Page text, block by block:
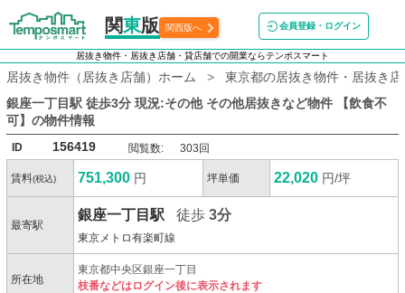
関東版 関西版へ 会員登録・ログイン
居抜き物件・居抜き店舗・貸店舗での開業ならテンポスマート
居抜き物件（居抜き店舗）ホーム
東京都の居抜き物件・居抜き
銀座一丁目駅 徒歩3分 現況:その他 その他居抜きなど物件 【飲食不
可】 の物件情報
ID 156419 閲覧数: 303回
賃料(税込) 751,300 円 坪単価 22,020 円/坪
最寄駅
銀座一丁目駅 徒歩3分
東京メトロ有楽町線
所在地
東京都中央区銀座一丁目
枝番などはログイン後に表示されます